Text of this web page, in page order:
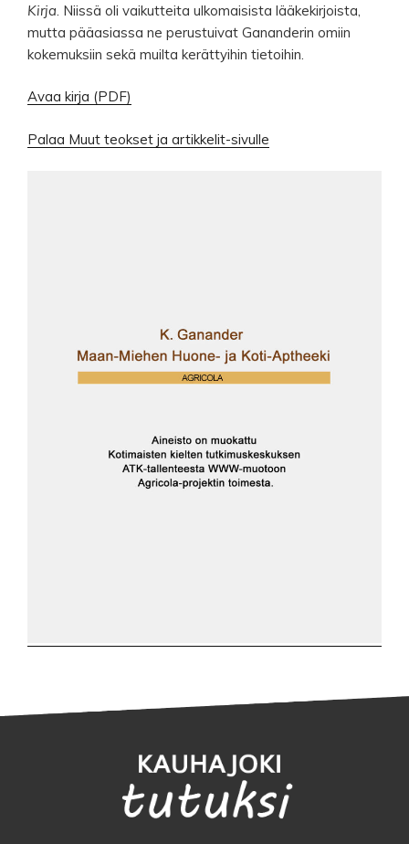
Kirja . Niissä oli vaikutteita ulkomaisista lääkekirjoista,
mutta pääasiassa ne perustuivat Gananderin omiin
kokemuksiin sekä muilta kerättyihin tietoihin.
Avaa kirja (PDF)
Palaa Muut teokset ja artikkelit-sivulle